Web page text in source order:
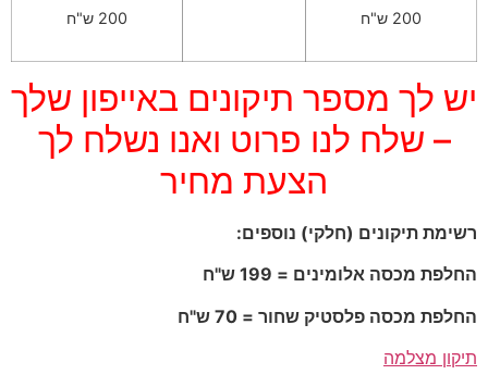
200 ש"ח 200 ש"ח
יש לך מספר תיקונים באייפון שלך
– שלח לנו פרוט ואנו נשלח לך
הצעת מחיר
רשימת תיקונים (חלקי) נוספים:
החלפת מכסה אלומינים = 199 ש"ח
החלפת מכסה פלסטיק שחור = 70 ש"ח
תיקון מצלמה